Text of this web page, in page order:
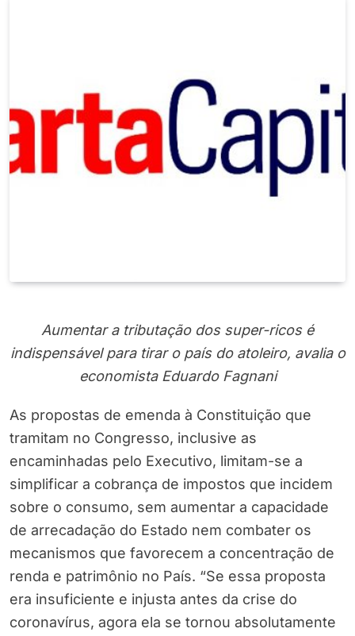
Aumentar a tributação dos super-ricos é
indispensável para tirar o país do atoleiro, avalia o
economista Eduardo Fagnani
As propostas de emenda à Constituição que
tramitam no Congresso, inclusive as
encaminhadas pelo Executivo, limitam-se a
simplificar a cobrança de impostos que incidem
sobre o consumo, sem aumentar a capacidade
de arrecadação do Estado nem combater os
mecanismos que favorecem a concentração de
renda e patrimônio no País. “Se essa proposta
era insuficiente e injusta antes da crise do
coronavírus, agora ela se tornou absolutamente